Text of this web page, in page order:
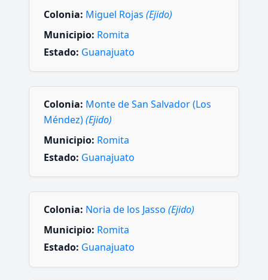
Colonia: Miguel Rojas (Ejido)
Municipio: Romita
Estado: Guanajuato
Colonia: Monte de San Salvador (Los
Méndez)(Ejido)
Municipio: Romita
Estado: Guanajuato
Colonia: Noria de los Jasso (Ejido)
Municipio: Romita
Estado: Guanajuato